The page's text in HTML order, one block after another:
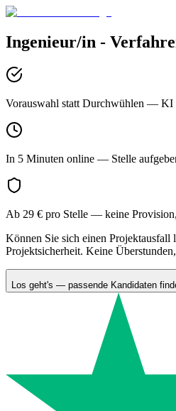
Ingenieur/in -
Vorauswahl statt Durchwühlen — KI
In 5 Minuten online — Stelle
Ab 29 € pro Stelle — keine
Können Sie sich einen
Projektsicherheit. Keine
Los geht's — passende Kandidaten